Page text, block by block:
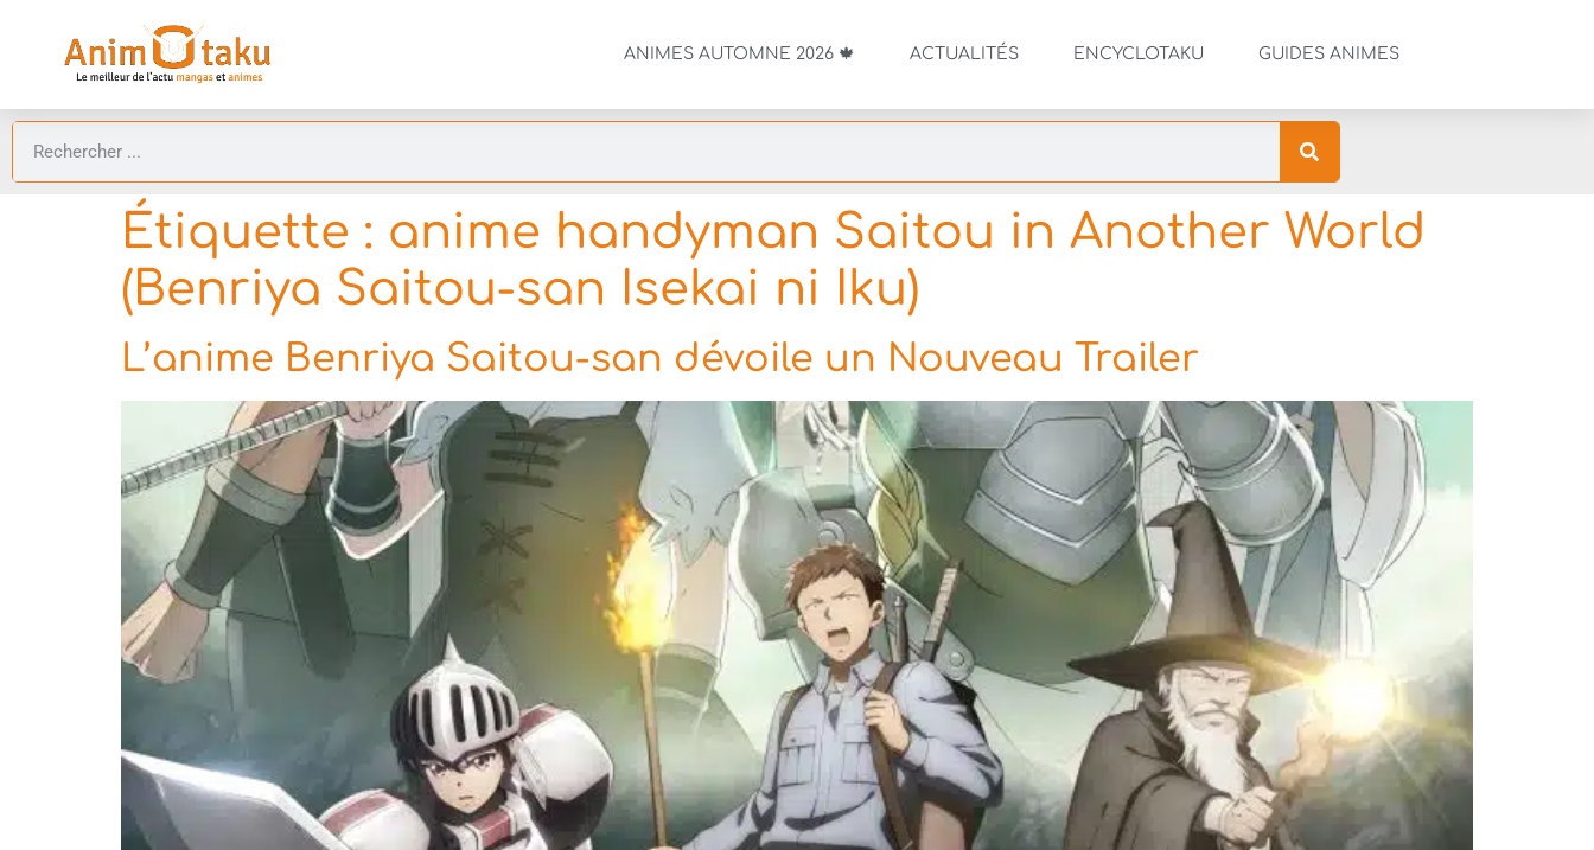
ANIMES AUTOMNE 2026 🍁 ACTUALITÉS ENCYCLOTAKU GUIDES ANIMES
Étiquette : anime handyman Saitou in Another World
(Benriya Saitou-san Isekai ni Iku)
L’anime Benriya Saitou-san dévoile un Nouveau Trailer